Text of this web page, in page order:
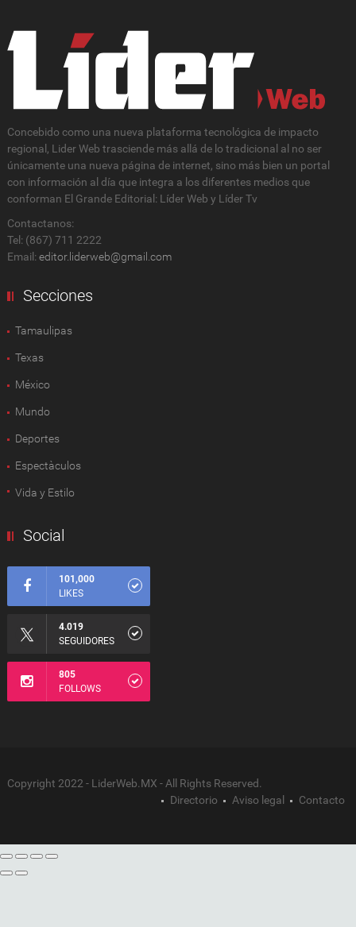
Concebido como una nueva plataforma tecnológica de impacto
regional, Lider Web trasciende más allá de lo tradicional al no ser
únicamente una nueva página de internet, sino más bien un portal
con información al día que integra a los diferentes medios que
conforman El Grande Editorial: Líder Web y Líder Tv
Contactanos:
Tel: (867) 711 2222
Email: editor.liderweb@gmail.com
Secciones
Tamaulipas
Texas
México
Mundo
Deportes
Espectàculos
Vida y Estilo
Social
101,000
LIKES
4.019
SEGUIDORES
805
FOLLOWS
Copyright 2022 - LiderWeb.MX - All Rights Reserved.
Directorio
Aviso legal Contacto